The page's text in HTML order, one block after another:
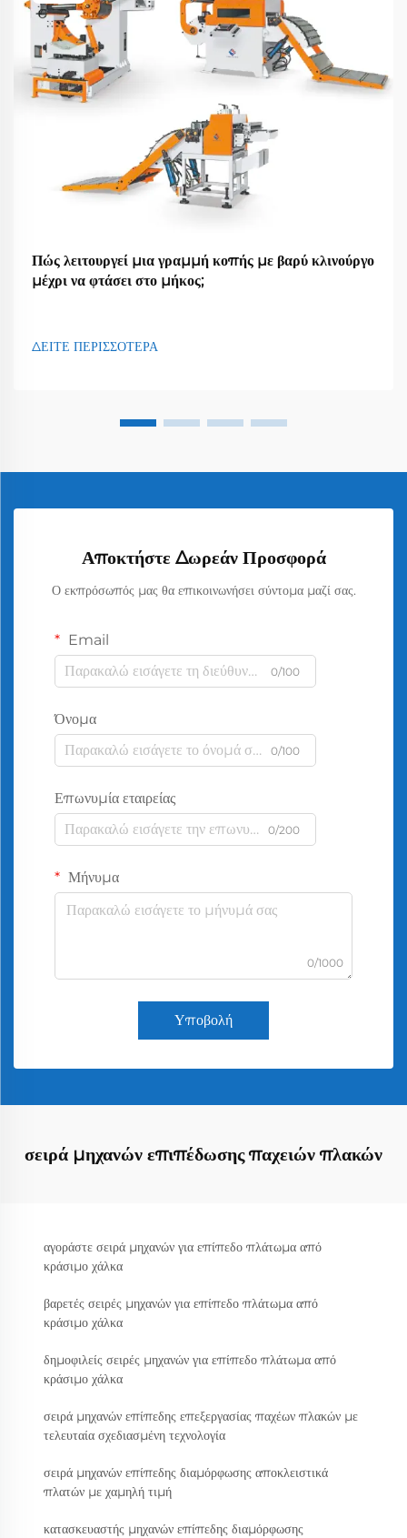
Πώς λειτουργεί μια γραμμή κοπής με βαρύ κλινούργο
μέχρι να φτάσει στο μήκος;
ΔΕΙΤΕ ΠΕΡΙΣΣΟΤΕΡΑ
Αποκτήστε Δωρεάν Προσφορά
Ο εκπρόσωπός μας θα επικοινωνήσει σύντομα μαζί σας.
Email
0/100
Όνομα
0/100
Επωνυμία εταιρείας
0/200
Μήνυμα
0/1000
Υποβολή
σειρά μηχανών επιπέδωσης παχειών πλακών
αγοράστε σειρά μηχανών για επίπεδο πλάτωμα από
κράσιμο χάλκα
βαρετές σειρές μηχανών για επίπεδο πλάτωμα από
κράσιμο χάλκα
δημοφιλείς σειρές μηχανών για επίπεδο πλάτωμα από
κράσιμο χάλκα
σειρά μηχανών επίπεδης επεξεργασίας παχέων πλακών με
τελευταία σχεδιασμένη τεχνολογία
σειρά μηχανών επίπεδης διαμόρφωσης αποκλειστικά
πλατών με χαμηλή τιμή
κατασκευαστής μηχανών επίπεδης διαμόρφωσης